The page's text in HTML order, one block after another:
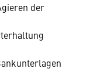
der